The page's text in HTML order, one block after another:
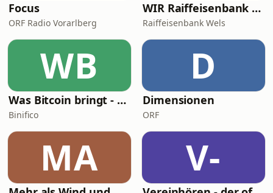
Focus
ORF Radio Vorarlberg
WIR Raiffeisenbank Wels Bankgeflüster
Raiffeisenbank Wels
WB
Was Bitcoin bringt - mit Niko Jilch
Binifico
D
Dimensionen
ORF
MA V-